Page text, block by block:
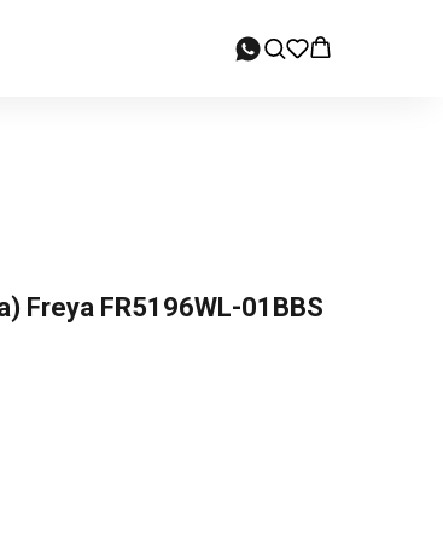
Freya FR5196WL-01BBS